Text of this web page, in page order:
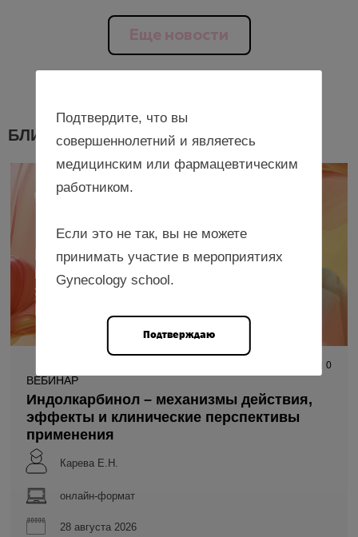
Еще новости
БЛИЖАЙШИЕ МЕРОПРИЯТИЯ
0
ВЕБИНАР
Индолкарбинол – механизмы действия,
эффекты и клинические перспективы
применения
Карева Е.Н.
онлайн-формат
28 августа 2026
Подтвердите, что вы
совершеннолетний и являетесь
медицинским или фармацевтическим
работником.
Если это не так, вы не можете
принимать участие в мероприятиях
Gynecology school.
Подтверждаю